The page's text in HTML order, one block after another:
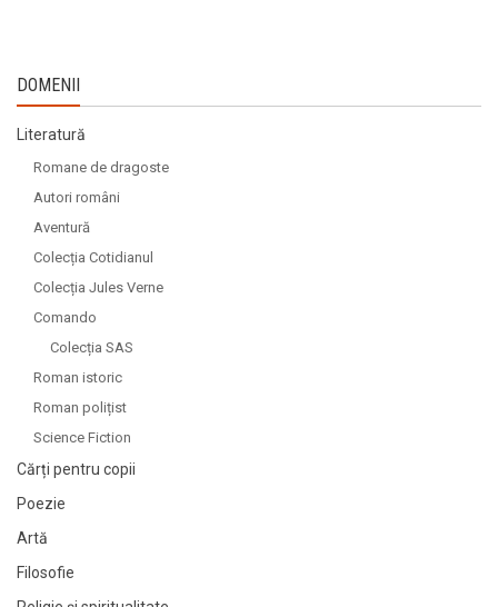
DOMENII
Literatură
Romane de dragoste
Autori români
Aventură
Colecția Cotidianul
Colecția Jules Verne
Comando
Colecția SAS
Roman istoric
Roman polițist
Science Fiction
Cărți pentru copii
Poezie
Artă
Filosofie